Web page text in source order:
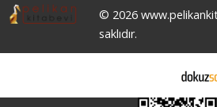
© 2026
saklıdır.